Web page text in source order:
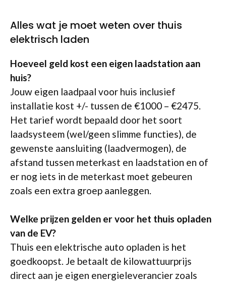
Alles wat je moet weten over thuis
elektrisch laden
Hoeveel geld kost een eigen laadstation aan
huis?
Jouw eigen laadpaal voor huis inclusief
installatie kost +/- tussen de €1000 – €2475.
Het tarief wordt bepaald door het soort
laadsysteem (wel/geen slimme functies), de
gewenste aansluiting (laadvermogen), de
afstand tussen meterkast en laadstation en of
er nog iets in de meterkast moet gebeuren
zoals een extra groep aanleggen.
Welke prijzen gelden er voor het thuis opladen
van de EV?
Thuis een elektrische auto opladen is het
goedkoopst. Je betaalt de kilowattuurprijs
direct aan je eigen energieleverancier zoals